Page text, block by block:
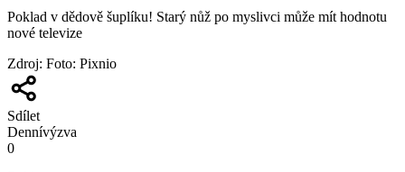
Poklad v dědově šuplíku! Starý nůž po myslivci může mít hodnotu
nové televize
Zdroj: Foto: Pixnio
Sdílet
Dennívýzva
0